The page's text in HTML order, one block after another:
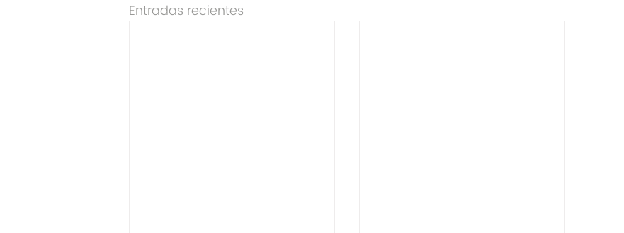
Entradas recientes